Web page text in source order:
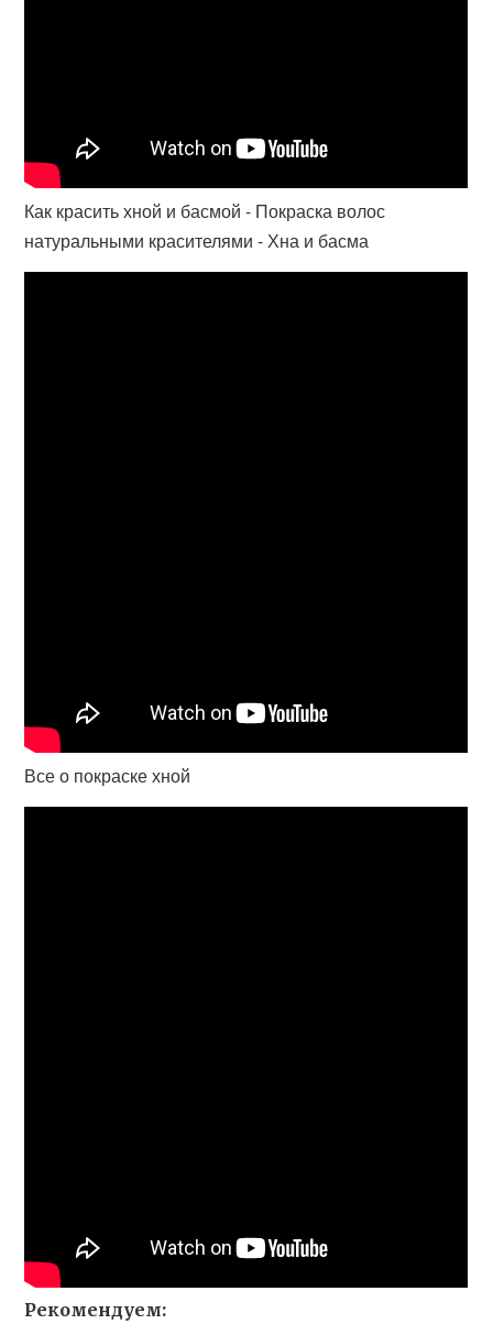
Как красить хной и басмой - Покраска волос
натуральными красителями - Хна и басма
Все о покраске хной
Рекомендуем: